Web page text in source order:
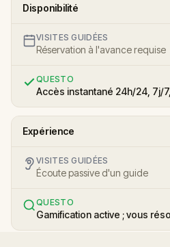
Disponibilité
VISITES GUIDÉES
Réservation à l'avance requise
QUESTO
Accès instantané 24h/24, 7j/
Expérience
VISITES GUIDÉES
Écoute passive d'un guide
QUESTO
Gamification active ; vous